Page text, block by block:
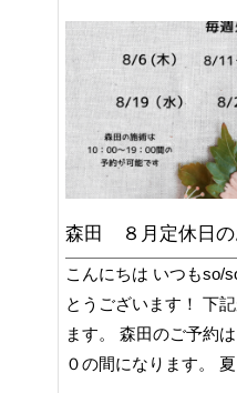
森田 ８月定休日の
こんにちは いつもso/
とうございます！ 下
ます。 森田のご予約
０の間になります。